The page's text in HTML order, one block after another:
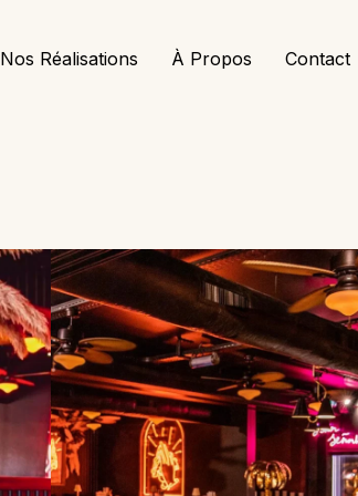
Nos Réalisations À Propos Contact